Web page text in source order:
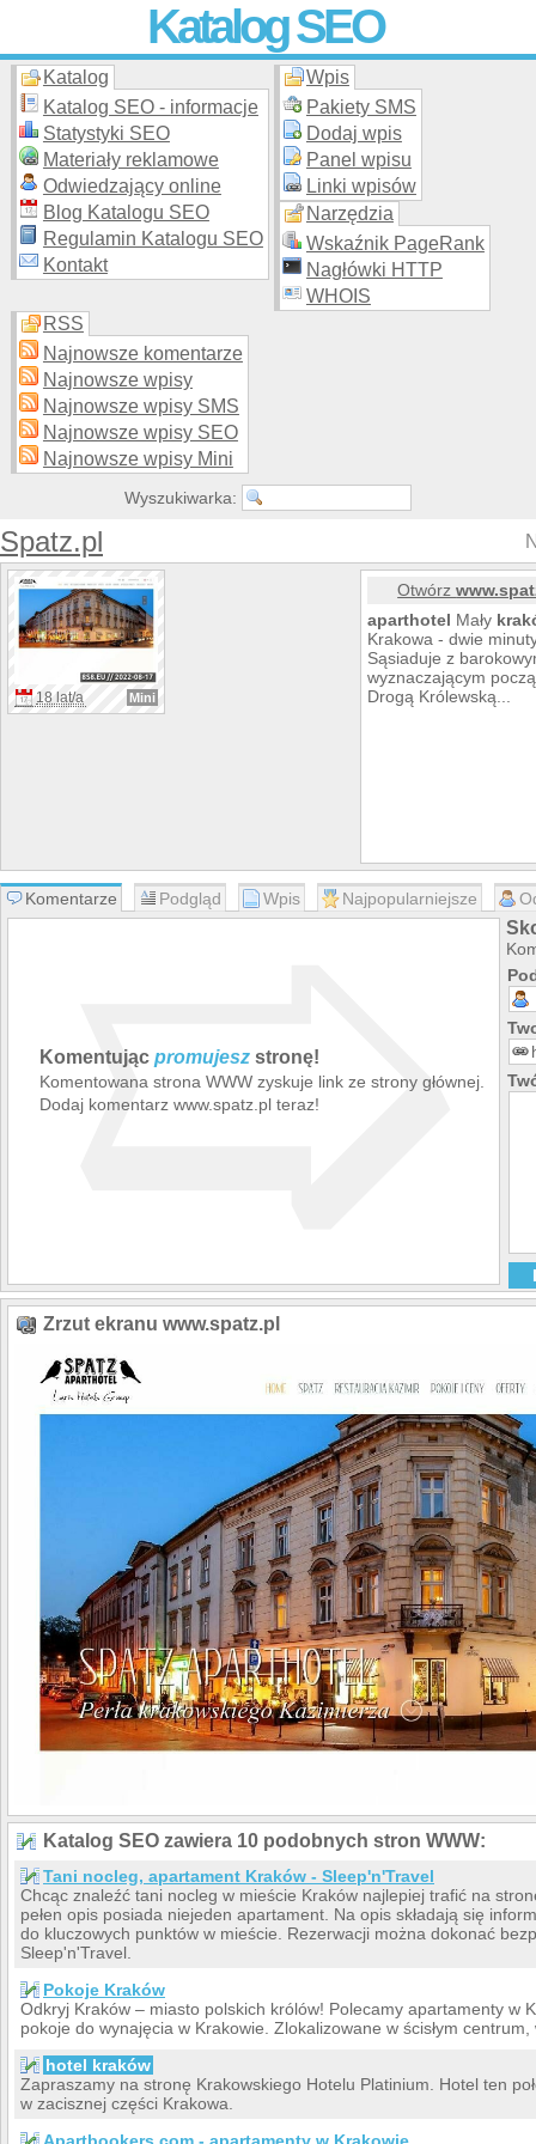
Katalog SEO
Skuteczna i promocja stron WWW –
moderowanego katalogu za darmo!
Katalog
Katalog SEO - informacje
Statystyki SEO
Materiały reklamowe
Odwiedzający online
Blog Katalogu SEO
Regulamin Katalogu SEO
Kontakt
Wpis
Pakiety SMS
Dodaj wpis
Panel wpisu
Linki wpisów
Narzędzia
Wskaźnik PageRank
Nagłówki HTTP
WHOIS
RSS
Najnowsze komentarze
Najnowsze wpisy
Najnowsze wpisy SMS
Najnowsze wpisy SEO
Najnowsze wpisy Mini
Wyszukiwarka:
Spatz.pl
18 lat/a Mini
Otwórz
aparthotel Mały
Krakowa - dwie
Sąsiaduje z
wyznaczającym
Drogą Królewską...
Komentarze Podgląd Wpis Najpopularniejsze
Komentując promujesz stronę!
Komentowana strona WWW zyskuje link ze strony głównej.
Dodaj komentarz www.spatz.pl teraz!
➯
Zrzut ekranu www.spatz.pl
Katalog SEO zawiera 10 podobnych stron WWW:
Tani nocleg, apartament Kraków - Sleep'n'Travel
Chcąc znaleźć tani nocleg w mieście Kraków najlepiej trafić na
pełen opis posiada niejeden apartament. Na opis składają się
do kluczowych punktów w mieście. Rezerwacji można dokonać
Sleep'n'Travel.
Pokoje Kraków
Odkryj Kraków – miasto polskich królów! Polecamy apartamenty w
pokoje do wynajęcia w Krakowie. Zlokalizowane w ścisłym
hotel kraków
Zapraszamy na stronę Krakowskiego Hotelu Platinium. Hotel ten
w zacisznej części Krakowa.